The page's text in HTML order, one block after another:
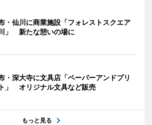
・仙川に商業施設「フォレストスクエア
」 新たな憩いの場に
・深大寺に文具店「ペーパーアンドプリ
」 オリジナル文具など販売
もっと見る